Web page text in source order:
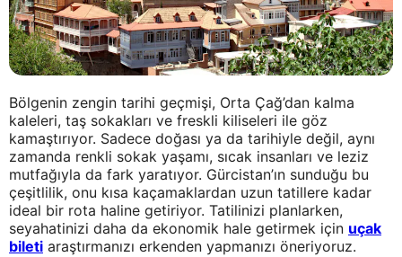
Bölgenin zengin tarihi geçmişi, Orta Çağ’dan kalma
kaleleri, taş sokakları ve freskli kiliseleri ile göz
kamaştırıyor. Sadece doğası ya da tarihiyle değil, aynı
zamanda renkli sokak yaşamı, sıcak insanları ve leziz
mutfağıyla da fark yaratıyor. Gürcistan’ın sunduğu bu
çeşitlilik, onu kısa kaçamaklardan uzun tatillere kadar
ideal bir rota haline getiriyor. Tatilinizi planlarken,
seyahatinizi daha da ekonomik hale getirmek için uçak
bileti araştırmanızı erkenden yapmanızı öneriyoruz.